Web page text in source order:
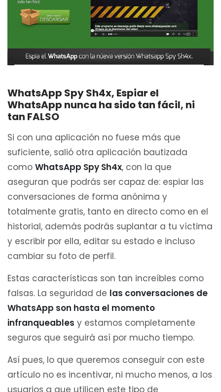
WhatsApp Spy Sh4x, Espiar el
WhatsApp nunca ha sido tan fácil, ni
tan FALSO
Si con una aplicación no fuese más que
suficiente, salió otra aplicación bautizada
como WhatsApp Spy Sh4x, con la que
aseguran que podrás ser capaz de: espiar las
conversaciones de forma anónima y
totalmente gratis, tanto en directo como en el
historial, además podrás suplantar a tu víctima
y escribir por ella, editar su estado e incluso
cambiar su foto de perfil.
Estas características son tan increíbles como
falsas. La seguridad de las conversaciones de
WhatsApp son hasta el momento
infranqueables y estamos completamente
seguros que seguirá así por mucho tiempo.
Así pues, lo que queremos conseguir con este
artículo no es incentivar, ni mucho menos, a los
usuarios a que utilicen este tipo de